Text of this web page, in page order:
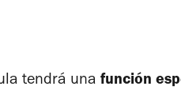
tendrá una función